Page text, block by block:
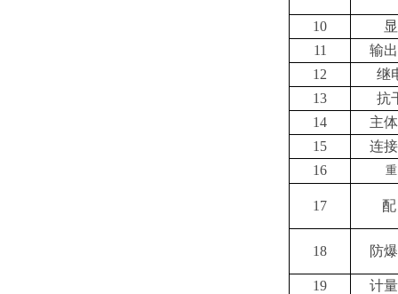
10
11
输
12
继
13
抗
14
主
15
连
16
重
17
18 防
19 计